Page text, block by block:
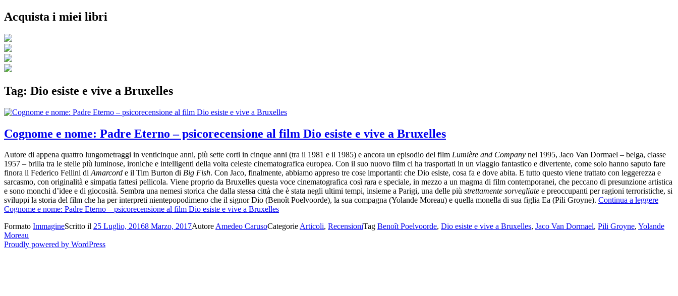
Acquista i miei libri
Tag: Dio esiste e vive a Bruxelles
Cognome e nome: Padre Eterno – psicorecensione al film Dio esiste e vive a Bruxelles
Autore di appena quattro lungometraggi in venticinque anni, più sette corti in cinque anni (tra il 1981 e il 1985) e ancora un episodio del film Lumière and Company nel 1995, Jaco Van Dormael – belga, classe
1957 – brilla tra le stelle più luminose, ironiche e intelligenti della volta celeste cinematografica europea. Con il suo nuovo film ci ha trasportati in un viaggio fantastico e divertente, come solo hanno saputo fare
finora il Federico Fellini diAmarcord e il Tim Burton di Big Fish. Con Jaco, finalmente, abbiamo appreso tre cose importanti: che Dio esiste, cosa fa e dove abita. E tutto questo viene trattato con leggerezza e
sarcasmo, con originalità e simpatia fattesi pellicola. Viene proprio da Bruxelles questa voce cinematografica così rara e speciale, in mezzo a un magma di film contemporanei, che peccano di presunzione artistica
e sono monchi d’idee e di giocosità. Sembra una nemesi storica che dalla stessa città che è stata negli ultimi tempi, insieme a Parigi, una delle più strettamente sorvegliate e preoccupanti per ragioni terroristiche, si
sviluppi la storia del film che ha per interpreti nientepopodimeno che il signor Dio (Benoît Poelvoorde), la sua compagna (Yolande Moreau) e quella monella di sua figlia Ea (Pili Groyne). Continua a leggere
Cognome e nome: Padre Eterno – psicorecensione al film Dio esiste e vive a Bruxelles
Formato ImmagineScritto il 25 Luglio, 20168 Marzo, 2017AutoreAmedeo CarusoCategorieArticoli, RecensioniTag Benoît Poelvoorde, Dio esiste e vive a Bruxelles, Jaco Van Dormael, Pili Groyne, Yolande
Moreau
Proudly powered by WordPress